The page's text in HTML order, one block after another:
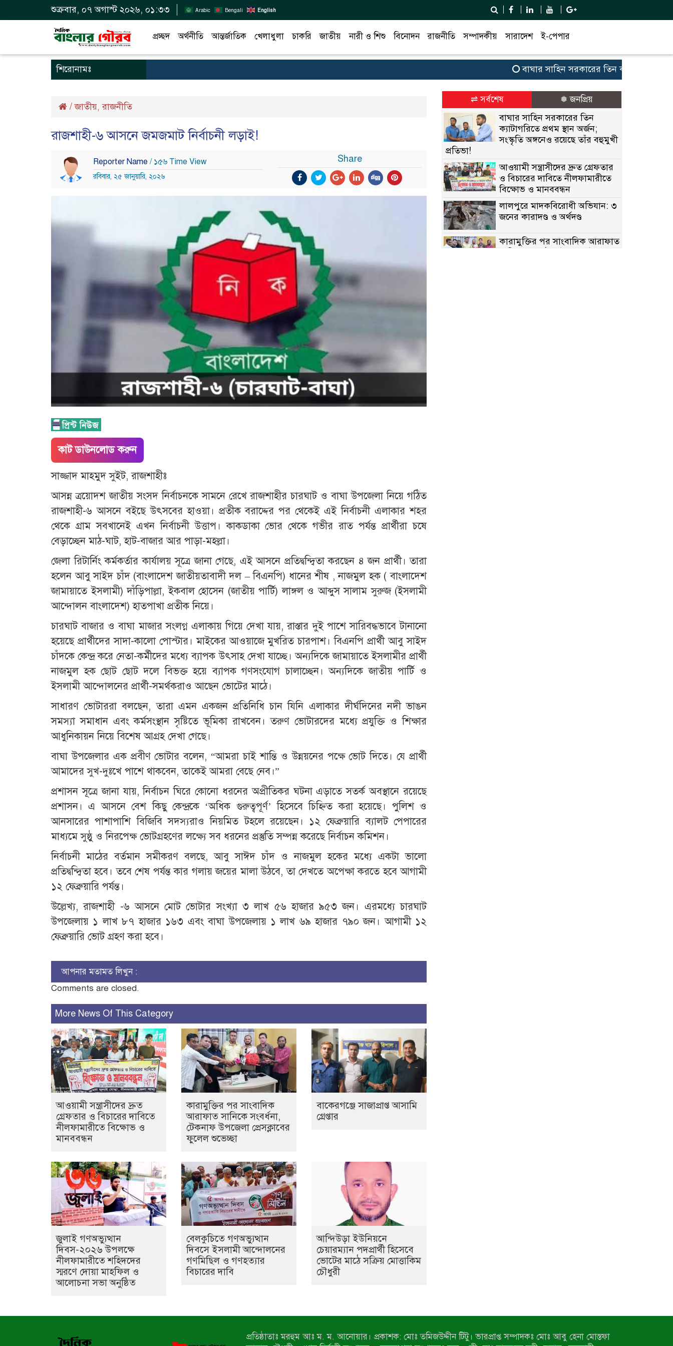
শুক্রবার, ০৭ অগাস্ট ২০২৬, ০১:৩৩ Arabic Bengali English
প্রচ্ছদ অর্থনীতি আন্তর্জাতিক খেলাধুলা চাকরি জাতীয় নারী ও শিশু বিনোদন রাজনীতি সম্পাদকীয় সারাদেশ ই-পেপার
শিরোনামঃ বাঘার সাহিন সরকারের তিন ক্যাটাগরিতে প্রথম
/জাতীয়,রাজনীতি
রাজশাহী-৬ আসনে জমজমাট নির্বাচনী লড়াই!
Reporter Name / ১৫৬ Time View
রবিবার, ২৫ জানুয়ারি, ২০২৬
Share
কাট ডাউনলোড করুন
সাজ্জাদ মাহমুদ সুইট, রাজশাহীঃ
আসন্ন ত্রয়োদশ জাতীয় সংসদ নির্বাচনকে সামনে রেখে রাজশাহীর চারঘাট ও বাঘা উপজেলা নিয়ে গঠিত
রাজশাহী-৬ আসনে বইছে উৎসবের হাওয়া। প্রতীক বরাদ্দের পর থেকেই এই নির্বাচনী এলাকার শহর
থেকে গ্রাম সবখানেই এখন নির্বাচনী উত্তাপ। কাকডাকা ভোর থেকে গভীর রাত পর্যন্ত প্রার্থীরা চষে
বেড়াচ্ছেন মাঠ-ঘাট, হাট-বাজার আর পাড়া-মহল্লা।
জেলা রিটার্নিং কর্মকর্তার কার্যালয় সূত্রে জানা গেছে, এই আসনে প্রতিদ্বন্দ্বিতা করছেন ৪ জন প্রার্থী। তারা
হলেন আবু সাইদ চাঁদ (বাংলাদেশ জাতীয়তাবাদী দল – বিএনপি) ধানের শীষ , নাজমুল হক ( বাংলাদেশ
জামায়াতে ইসলামী) দাঁড়িপাল্লা, ইকবাল হোসেন (জাতীয় পার্টি) লাঙ্গল ও আব্দুস সালাম সুরুজ (ইসলামী
আন্দোলন বাংলাদেশ) হাতপাখা প্রতীক নিয়ে।
চারঘাট বাজার ও বাঘা মাজার সংলগ্ন এলাকায় গিয়ে দেখা যায়, রাস্তার দুই পাশে সারিবদ্ধভাবে টানানো
হয়েছে প্রার্থীদের সাদা-কালো পোস্টার। মাইকের আওয়াজে মুখরিত চারপাশ। বিএনপি প্রার্থী আবু সাইদ
চাঁদকে কেন্দ্র করে নেতা-কর্মীদের মধ্যে ব্যাপক উৎসাহ দেখা যাচ্ছে। অন্যদিকে জামায়াতে ইসলামীর প্রার্থী
নাজমুল হক ছোট ছোট দলে বিভক্ত হয়ে ব্যাপক গণসংযোগ চালাচ্ছেন। অন্যদিকে জাতীয় পার্টি ও
ইসলামী আন্দোলনের প্রার্থী-সমর্থকরাও আছেন ভোটের মাঠে।
সাধারণ ভোটাররা বলছেন, তারা এমন একজন প্রতিনিধি চান যিনি এলাকার দীর্ঘদিনের নদী ভাঙন
সমস্যা সমাধান এবং কর্মসংস্থান সৃষ্টিতে ভূমিকা রাখবেন। তরুণ ভোটারদের মধ্যে প্রযুক্তি ও শিক্ষার
আধুনিকায়ন নিয়ে বিশেষ আগ্রহ দেখা গেছে।
বাঘা উপজেলার এক প্রবীণ ভোটার বলেন, “আমরা চাই শান্তি ও উন্নয়নের পক্ষে ভোট দিতে। যে প্রার্থী
আমাদের সুখ-দুঃখে পাশে থাকবেন, তাকেই আমরা বেছে নেব।”
প্রশাসন সূত্রে জানা যায়, নির্বাচন ঘিরে কোনো ধরনের অপ্রীতিকর ঘটনা এড়াতে সতর্ক অবস্থানে রয়েছে
প্রশাসন। এ আসনে বেশ কিছু কেন্দ্রকে ‘অধিক গুরুত্বপূর্ণ’ হিসেবে চিহ্নিত করা হয়েছে। পুলিশ ও
আনসারের পাশাপাশি বিজিবি সদস্যরাও নিয়মিত টহলে রয়েছেন। ১২ ফেব্রুয়ারি ব্যালট পেপারের
মাধ্যমে সুষ্ঠু ও নিরপেক্ষ ভোটগ্রহণের লক্ষ্যে সব ধরনের প্রস্তুতি সম্পন্ন করেছে নির্বাচন কমিশন।
নির্বাচনী মাঠের বর্তমান সমীকরণ বলছে, আবু সাঈদ চাঁদ ও নাজমুল হকের মধ্যে একটা ভালো
প্রতিদ্বন্দ্বিতা হবে। তবে শেষ পর্যন্ত কার গলায় জয়ের মালা উঠবে, তা দেখতে অপেক্ষা করতে হবে আগামী
১২ ফেব্রুয়ারি পর্যন্ত।
উল্লেখ্য, রাজশাহী -৬ আসনে মোট ভোটার সংখ্যা ৩ লাখ ৫৬ হাজার ৯৫৩ জন। এরমধ্যে চারঘাট
উপজেলায় ১ লাখ ৮৭ হাজার ১৬৩ এবং বাঘা উপজেলায় ১ লাখ ৬৯ হাজার ৭৯০ জন। আগামী ১২
ফেব্রুয়ারি ভোট গ্রহণ করা হবে।
আপনার মতামত লিখুন :
Comments are closed.
More News Of This Category
আওয়ামী সন্ত্রাসীদের দ্রুত
গ্রেফতার ও বিচারের দাবিতে
নীলফামারীতে বিক্ষোভ ও
মানববন্ধন
কারামুক্তির পর সাংবাদিক
আরাফাত সানিকে সংবর্ধনা,
টেকনাফ উপজেলা প্রেসক্লাবের
ফুলেল শুভেচ্ছা
বাকেরগঞ্জে সাজাপ্রাপ্ত আসামি
গ্রেপ্তার
জুলাই গণঅভ্যুত্থান
দিবস-২০২৬ উপলক্ষে
নীলফামারীতে শহিদদের
স্মরণে দোয়া মাহফিল ও
আলোচনা সভা অনুষ্ঠিত
বেলকুচিতে গণঅভ্যুত্থান
দিবসে ইসলামী আন্দোলনের
গণমিছিল ও গণহত্যার
বিচারের দাবি
আন্দিউড়া ইউনিয়নে
চেয়ারম্যান পদপ্রার্থী হিসেবে
ভোটের মাঠে সক্রিয় মোত্তাকিম
চৌধুরী
⇌ সর্বশেষ ❅ জনপ্রিয়
বাঘার সাহিন সরকারের তিন
ক্যাটাগরিতে প্রথম স্থান অর্জন;
সংস্কৃতি অঙ্গনেও রয়েছে তাঁর বহুমুখী
প্রতিভা!
আওয়ামী সন্ত্রাসীদের দ্রুত গ্রেফতার
ও বিচারের দাবিতে নীলফামারীতে
বিক্ষোভ ও মানববন্ধন
লালপুরে মাদকবিরোধী অভিযান: ৩
জনের কারাদণ্ড ও অর্থদণ্ড
কারামুক্তির পর সাংবাদিক আরাফাত
প্রতিষ্ঠাতাঃ মরহুম আঃ ম. ম. আনোয়ার। প্রকাশক: মোঃ তমিজউদ্দীন টিটু। ভারপ্রাপ্ত সম্পাদকঃ মোঃ আবু হেনা মোস্তফা